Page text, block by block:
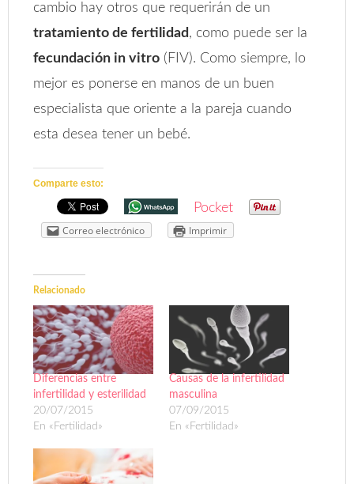
cambio hay otros que requerirán de un
tratamiento de fertilidad, como puede ser la
fecundación in vitro (FIV). Como siempre, lo
mejor es ponerse en manos de un buen
especialista que oriente a la pareja cuando
esta desea tener un bebé.
Comparte esto:
Pocket
Correo electrónico Imprimir
Relacionado
Diferencias entre
infertilidad y esterilidad
20/07/2015
En «Fertilidad»
Causas de la infertilidad
masculina
07/09/2015
En «Fertilidad»